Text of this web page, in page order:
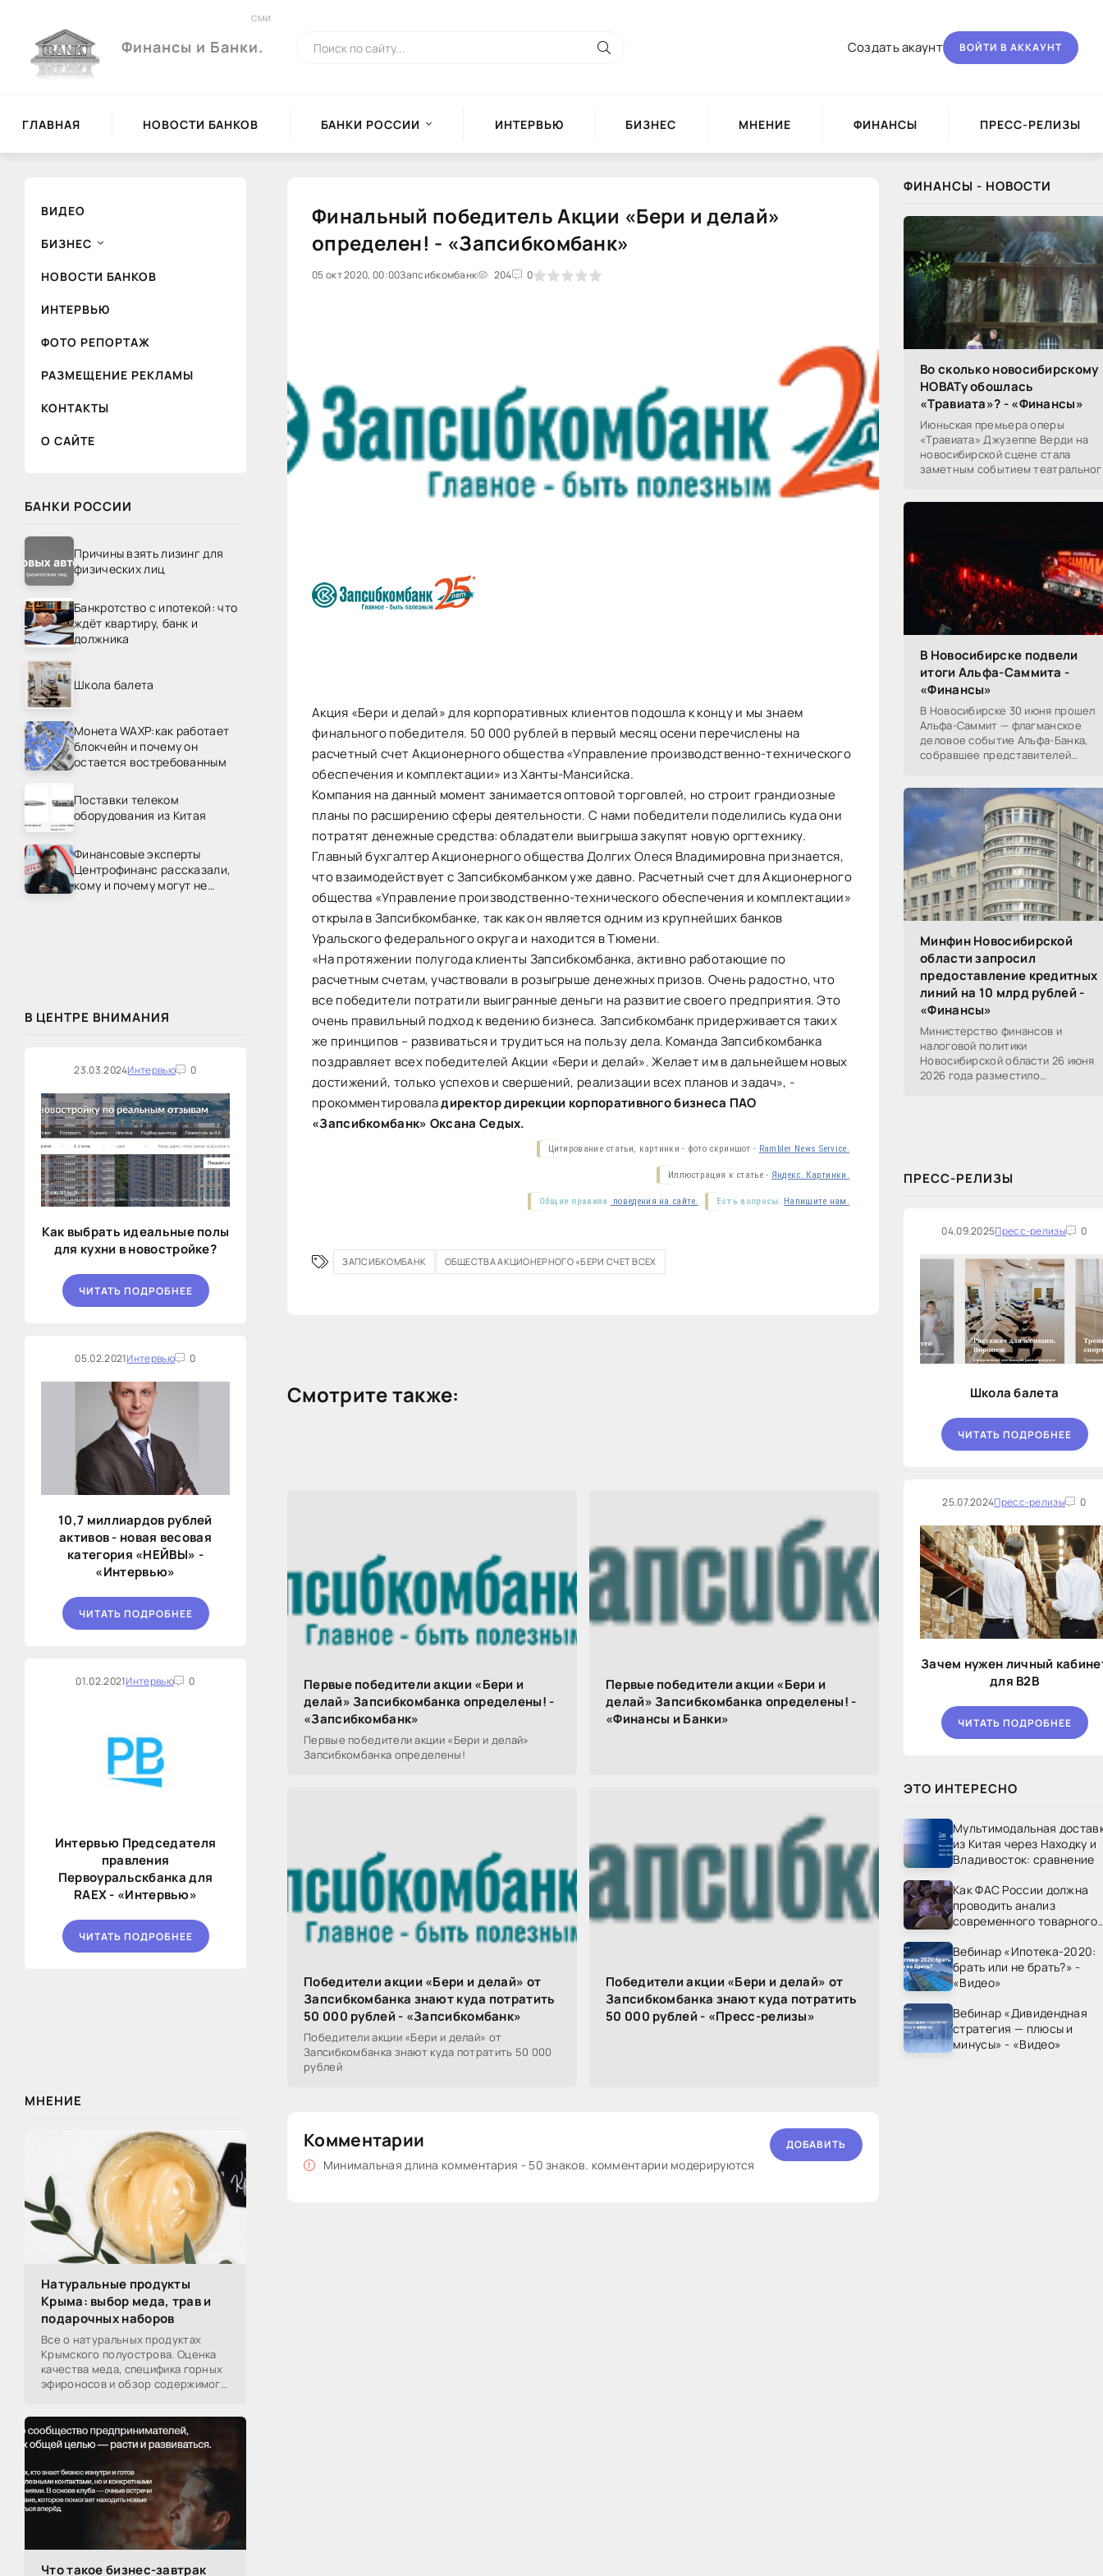
Финансы и Банки.
СМИ
Создать акаунт ВОЙТИ В АККАУНТ
ГЛАВНАЯ НОВОСТИ БАНКОВ БАНКИ РОССИИ ИНТЕРВЬЮ БИЗНЕС МНЕНИЕ ФИНАНСЫ ПРЕСС-РЕЛИЗЫ
ВИДЕО
БИЗНЕС
НОВОСТИ БАНКОВ
ИНТЕРВЬЮ
ФОТО РЕПОРТАЖ
РАЗМЕЩЕНИЕ РЕКЛАМЫ
КОНТАКТЫ
О САЙТЕ
БАНКИ РОССИИ
Причины взять лизинг для
физических лиц
Банкротство с ипотекой: что
ждёт квартиру, банк и
должника
Школа балета
Монета WAXP:как работает
блокчейн и почему он
остается востребованным
Поставки телеком
оборудования из Китая
Финансовые эксперты
Центрофинанс рассказали,
кому и почему могут не
В ЦЕНТРЕ ВНИМАНИЯ
23.03.2024Интервью 0
Как выбрать идеальные полы
для кухни в новостройке?
ЧИТАТЬ ПОДРОБНЕЕ
05.02.2021Интервью 0
10,7 миллиардов рублей
активов - новая весовая
категория «НЕЙВЫ» -
«Интервью»
ЧИТАТЬ ПОДРОБНЕЕ
01.02.2021Интервью 0
Интервью Председателя
правления
Первоуральскбанка для
RAEX - «Интервью»
ЧИТАТЬ ПОДРОБНЕЕ
МНЕНИЕ
Натуральные продукты
Крыма: выбор меда, трав и
подарочных наборов
Все о натуральных продуктах
Крымского полуострова. Оценка
качества меда, специфика горных
эфироносов и обзор содержимого
производителей.
Что такое бизнес-завтрак
Финальный победитель Акции «Бери и делай»
определен! - «Запсибкомбанк»
05 окт 2020, 00:00Запсибкомбанк 204 0
0 1 2 3 4 5
Акция «Бери и делай» для корпоративных клиентов подошла к концу и мы знаем
финального победителя. 50 000 рублей в первый месяц осени перечислены на
расчетный счет Акционерного общества «Управление производственно-технического
обеспечения и комплектации» из Ханты-Мансийска.
Компания на данный момент занимается оптовой торговлей, но строит грандиозные
планы по расширению сферы деятельности. С нами победители поделились куда они
потратят денежные средства: обладатели выигрыша закупят новую оргтехнику.
Главный бухгалтер Акционерного общества Долгих Олеся Владимировна признается,
что взаимодействует с Запсибкомбанком уже давно. Расчетный счет для Акционерного
общества «Управление производственно-технического обеспечения и комплектации»
открыла в Запсибкомбанке, так как он является одним из крупнейших банков
Уральского федерального округа и находится в Тюмени.
«На протяжении полугода клиенты Запсибкомбанка, активно работающие по
расчетным счетам, участвовали в розыгрыше денежных призов. Очень радостно, что
все победители потратили выигранные деньги на развитие своего предприятия. Это
очень правильный подход к ведению бизнеса. Запсибкомбанк придерживается таких
же принципов – развиваться и трудиться на пользу дела. Команда Запсибкомбанка
поздравляет всех победителей Акции «Бери и делай». Желает им в дальнейшем новых
достижений, только успехов и свершений, реализации всех планов и задач», -
прокомментироваладиректор дирекции корпоративного бизнеса ПАО
«Запсибкомбанк» Оксана Седых.
Цитирование статьи, картинки - фото скриншот - Rambler News Service.
Иллюстрация к статье - Яндекс. Картинки.
Есть вопросы. Напишите нам.
Общие правила поведения на сайте.
ЗАПСИБКОМБАНК ОБЩЕСТВА АКЦИОНЕРНОГО «БЕРИ СЧЕТ ВСЕХ
Смотрите также:
Первые победители акции «Бери и
делай» Запсибкомбанка определены! -
«Запсибкомбанк»
Первые победители акции «Бери и делай»
Запсибкомбанка определены!
Первые победители акции «Бери и
делай» Запсибкомбанка определены! -
«Финансы и Банки»
Победители акции «Бери и делай» от
Запсибкомбанка знают куда потратить
50 000 рублей - «Запсибкомбанк»
Победители акции «Бери и делай» от
Запсибкомбанка знают куда потратить 50 000
рублей
Победители акции «Бери и делай» от
Запсибкомбанка знают куда потратить
50 000 рублей - «Пресс-релизы»
Комментарии
Минимальная длина комментария - 50 знаков. комментарии модерируются
ДОБАВИТЬ
ФИНАНСЫ - НОВОСТИ
Во сколько новосибирскому
НОВАТу обошлась
«Травиата»? - «Финансы»
Июньская премьера оперы
«Травиата» Джузеппе Верди на
новосибирской сцене стала
заметным событием
Посетители НОВАТа, с которыми
В Новосибирске подвели
итоги Альфа-Саммита -
«Финансы»
В Новосибирске 30 июня прошел
Альфа-Саммит — флагманское
деловое событие Альфа-Банка,
собравшее представителей
реального, технологического,
финансового и других
Минфин Новосибирской
области запросил
предоставление кредитных
линий на 10 млрд рублей -
«Финансы»
Министерство финансов и
налоговой политики
Новосибирской области 26 июня
2026 года разместило
ПРЕСС-РЕЛИЗЫ
04.09.2025Пресс-релизы 0
Школа балета
ЧИТАТЬ ПОДРОБНЕЕ
25.07.2024Пресс-релизы 0
Зачем нужен личный
для B2B
ЧИТАТЬ ПОДРОБНЕЕ
ЭТО ИНТЕРЕСНО
Мультимодальная
из Китая через Находку и
Владивосток: сравнение
Как ФАС России должна
проводить анализ
современного товарного
России»
Вебинар «Ипотека-2020:
брать или не брать?» -
«Видео»
Вебинар «Дивидендная
стратегия — плюсы и
минусы» - «Видео»